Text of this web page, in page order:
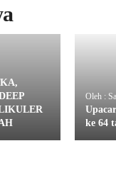
Oleh :
ke 64